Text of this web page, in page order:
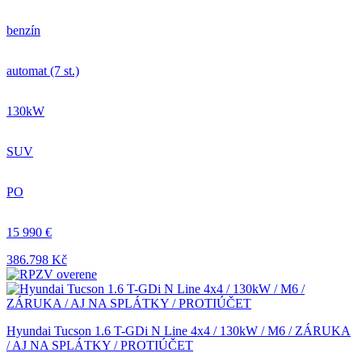
benzín
automat (7 st.)
130kW
SUV
PO
15 990 €
386.798 Kč
Hyundai Tucson 1.6 T-GDi N Line 4x4 / 130kW / M6 / ZÁRUKA
/ AJ NA SPLÁTKY / PROTIÚČET